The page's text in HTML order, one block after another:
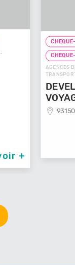
CLASSIC
CONNECT
VOYAGES / VOYAGES -
Le Blanc Mesnil